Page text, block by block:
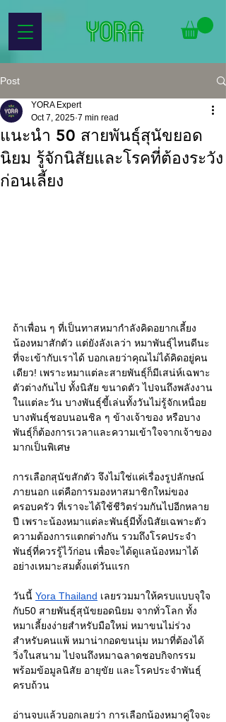
Post
แนะนำ 50 สายพันธุ์สุนัขยอด
นิยม รู้จักนิสัยและโรคที่ต้องระวัง
ก่อนเลี้ยง
YORA Expert
Oct 7, 2025 7 min read
ถ้าเพื่อน ๆ ที่เป็นทาสหมากำลังคิดอยากเลี้ยง
น้องหมาสักตัว แต่ยังลังเลว่า หมาพันธุ์ไหนดีนะ
ที่จะเข้ากับเราได้ บอกเลยว่าคุณไม่ได้คิดอยู่คน
เดียว! เพราะหมาแต่ละสายพันธุ์ก็มีเสน่ห์เฉพาะ
ตัวต่างกันไป ทั้งนิสัย ขนาดตัว ไปจนถึงพลังงาน
ในแต่ละวัน บางพันธุ์ขี้เล่นทั้งวันไม่รู้จักเหนื่อย
บางพันธุ์ชอบนอนชิล ๆ ข้างเจ้าของ หรือบาง
พันธุ์ก็ต้องการเวลาและความเข้าใจจากเจ้าของ
มากเป็นพิเศษ
การเลือกสุนัขสักตัว จึงไม่ใช่แค่เรื่องรูปลักษณ์
ภายนอก แต่คือการมองหาสมาชิกใหม่ของ
ครอบครัว ที่เราจะได้ใช้ชีวิตร่วมกันไปอีกหลาย
ปี เพราะน้องหมาแต่ละพันธุ์มีทั้งนิสัยเฉพาะตัว
ความต้องการแตกต่างกัน รวมถึงโรคประจำ
พันธุ์ที่ควรรู้ไว้ก่อน เพื่อจะได้ดูแลน้องหมาได้
อย่างเหมาะสมตั้งแต่วันแรก
วันนี้ Yora Thailand เลยรวมมาให้ครบแบบจุใจ
กับ50 สายพันธุ์สุนัขยอดนิยม จากทั่วโลก ทั้ง
หมาเลี้ยงง่ายสำหรับมือใหม่ หมาขนไม่ร่วง
สำหรับคนแพ้ หมาน่ากอดขนนุ่ม หมาที่ต้องได้
วิ่งในสนาม ไปจนถึงหมาฉลาดชอบกิจกรรม
พร้อมข้อมูลนิสัย อายุขัย และโรคประจำพันธุ์
ครบถ้วน
อ่านจบแล้วบอกเลยว่า การเลือกน้องหมาคู่ใจจะ